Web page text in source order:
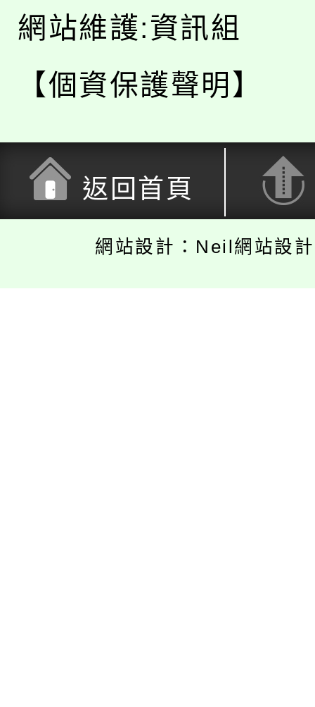
網站維護:資訊組
【個資保護聲明】
返回首頁
網站設計：Neil網站設